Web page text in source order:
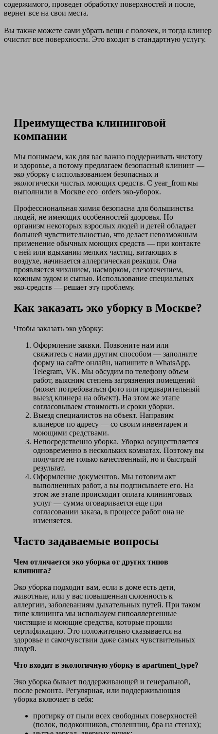
содержимого, проведет обработку поверхностей и после,
вернет все на свои места.
Вы также можете сами убрать вещи с полочек, и тогда клинер
очистит все поверхности. Это входит в стандартную услугу.
Преимущества клининговой
компании
Мы понимаем, как для вас важно поддерживать чистоту
и здоровье, а потому предлагаем безопасный клининг —
эко уборку с использованием безопасных и
экологически чистых моющих средств. С year_from мы
выполнили в Москве eco_orders эко-уборок.
Профессиональная химия безопасна для большинства
людей, не имеющих особенностей здоровья. Но
организм некоторых взрослых людей и детей обладает
большей чувствительностью, что делает невозможным
применение обычных моющих средств — при контакте
с ней или вдыхании мелких частиц, витающих в
воздухе, начинается аллергическая реакция. Она
проявляется чиханием, насморком, слезотечением,
кожным зудом и сыпью. Использование специальных
эко-средств — решает эту проблему.
Как заказать эко уборку в Москве?
Чтобы заказать эко уборку:
Оформление заявки. Позвоните нам или
свяжитесь с нами другим способом — заполните
форму на сайте онлайн, напишите в WhatsApp,
Telegram, VK. Мы обсудим по телефону объем
работ, выясним степень загрязнения помещений
(может потребоваться фото или предварительный
выезд клинера на объект). На этом же этапе
согласовываем стоимость и сроки уборки.
Выезд специалистов на объект. Направим
клинеров по адресу — со своим инвентарем и
моющими средствами.
Непосредственно уборка. Уборка осуществляется
одновременно в нескольких комнатах. Поэтому вы
получите не только качественный, но и быстрый
результат.
Оформление документов. Мы готовим акт
выполненных работ, а вы подписываете его. На
этом же этапе происходит оплата клининговых
услуг — сумма оговаривается еще при
согласовании заказа, в процессе работ она не
изменяется.
Часто задаваемые вопросы
Чем отличается эко уборка от других типов
клининга?
Эко уборка подходит вам, если в доме есть дети,
животные, или у вас повышенная склонность к
аллергии, заболеваниям дыхательных путей. При таком
типе клининга мы используем гипоаллергенные
чистящие и моющие средства, которые прошли
сертификацию. Это положительно сказывается на
здоровье и самочувствии даже самых чувствительных
людей.
Что входит в экологичную уборку в apartment_type?
Эко уборка бывает поддерживающей и генеральной,
после ремонта. Регулярная, или поддерживающая
уборка включает в себя:
протирку от пыли всех свободных поверхностей
(полок, подоконников, столешниц, бра на стенах);